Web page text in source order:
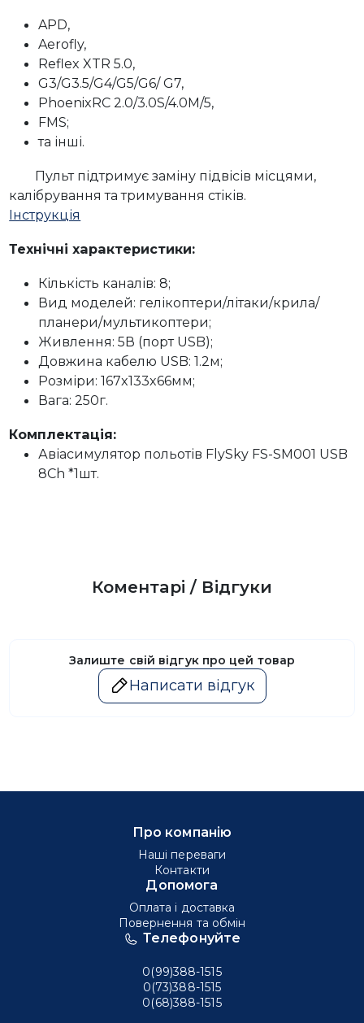
APD,
Aerofly,
Reflex XTR 5.0,
G3/G3.5/G4/G5/G6/ G7,
PhoenixRC 2.0/3.0S/4.0M/5,
FMS;
та інші.
Пульт підтримує заміну підвісів місцями,
калібрування та тримування стіків.
Інструкція
Технічні характеристики:
Кількість каналів: 8;
Вид моделей: гелікоптери/літаки/крила/
планери/мультикоптери;
Живлення: 5В (порт USB);
Довжина кабелю USB: 1.2м;
Розміри: 167x133x66мм;
Вага: 250г.
Комплектація:
Авіасимулятор польотів FlySky FS-SM001 USB
8Ch *1шт.
Коментарі / Відгуки
Залиште свій відгук про цей товар
Написати відгук
Телефонуйте
0(99)388-1515
0(73)388-1515
0(68)388-1515
Про компанію
Наші переваги
Контакти
Допомога
Оплата і доставка
Повернення та обмін